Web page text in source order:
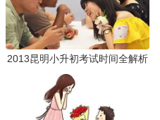
2013昆明小升初考试时间全解析